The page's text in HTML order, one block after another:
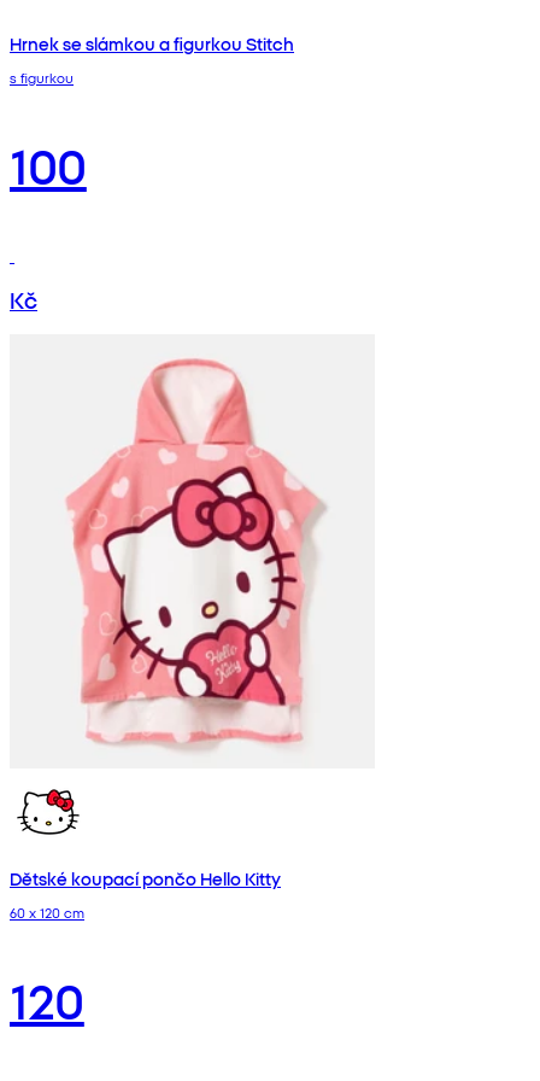
Hrnek se slámkou a figurkou Stitch
s figurkou
100
Kč
Dětské koupací pončo Hello Kitty
60 x 120 cm
120